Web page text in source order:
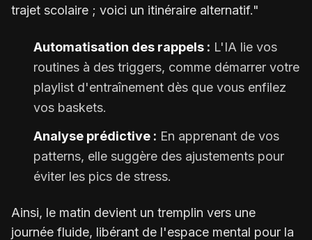
trajet scolaire ; voici un itinéraire alternatif."
Automatisation des rappels : L'IA lie vos
routines à des triggers, comme démarrer votre
playlist d'entraînement dès que vous enfilez
vos baskets.
Analyse prédictive : En apprenant de vos
patterns, elle suggère des ajustements pour
éviter les pics de stress.
Ainsi, le matin devient un tremplin vers une
journée fluide, libérant de l'espace mental pour la